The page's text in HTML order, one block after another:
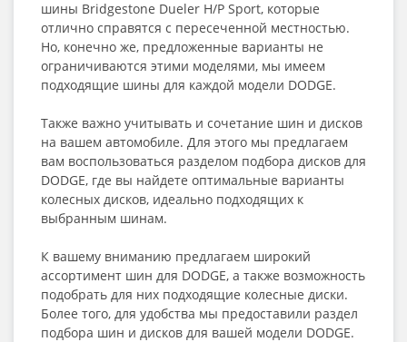
шины Bridgestone Dueler H/P Sport, которые
отлично справятся с пересеченной местностью.
Но, конечно же, предложенные варианты не
ограничиваются этими моделями, мы имеем
подходящие шины для каждой модели DODGE.
Также важно учитывать и сочетание шин и дисков
на вашем автомобиле. Для этого мы предлагаем
вам воспользоваться разделом подбора дисков для
DODGE, где вы найдете оптимальные варианты
колесных дисков, идеально подходящих к
выбранным шинам.
К вашему вниманию предлагаем широкий
ассортимент шин для DODGE, а также возможность
подобрать для них подходящие колесные диски.
Более того, для удобства мы предоставили раздел
подбора шин и дисков для вашей модели DODGE.